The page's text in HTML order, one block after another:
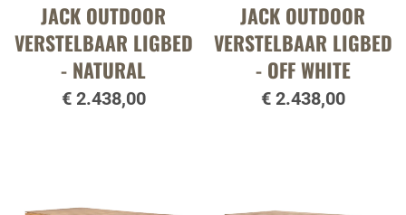
JACK OUTDOOR
VERSTELBAAR LIGBED
- NATURAL
€ 2.438,00
JACK OUTDOOR
VERSTELBAAR LIGBED
- OFF WHITE
€ 2.438,00